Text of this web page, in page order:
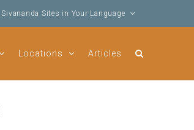
Sivananda Sites in Your Language
Locations Articles